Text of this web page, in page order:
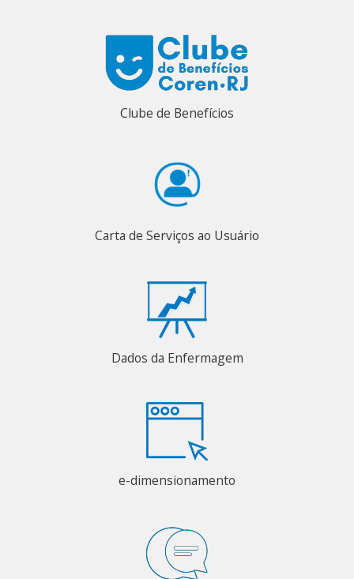
Clube de Benefícios
Carta de Serviços ao Usuário
Dados da Enfermagem
e-dimensionamento